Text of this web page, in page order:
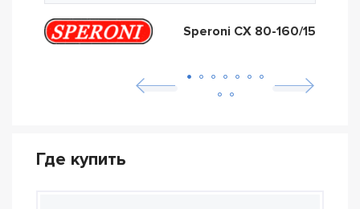
Speroni CX 80-160/15
Где купить